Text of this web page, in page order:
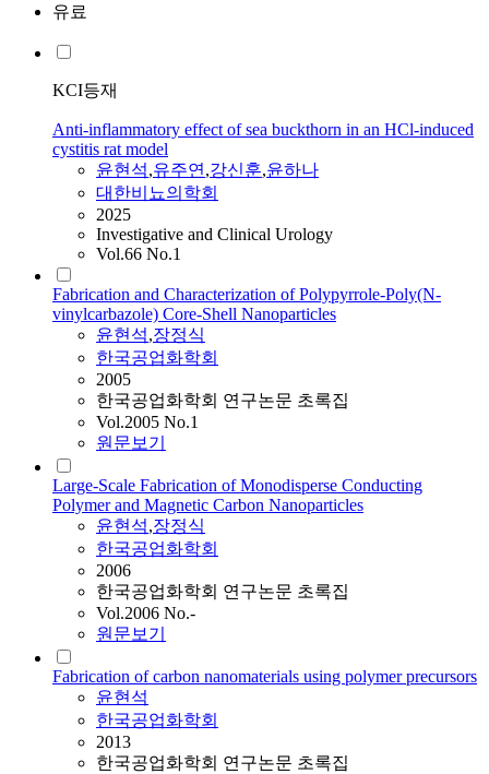
유료
KCI등재
Anti-inflammatory effect of sea buckthorn in an HCl-induced
cystitis rat model
윤현석,유주연,강신훈,윤하나
대한비뇨의학회
2025
Investigative and Clinical Urology
Vol.66 No.1
Fabrication and Characterization of Polypyrrole-Poly(N-
vinylcarbazole) Core-Shell Nanoparticles
윤현석,장정식
한국공업화학회
2005
한국공업화학회 연구논문 초록집
Vol.2005 No.1
원문보기
Large-Scale Fabrication of Monodisperse Conducting
Polymer and Magnetic Carbon Nanoparticles
윤현석,장정식
한국공업화학회
2006
한국공업화학회 연구논문 초록집
Vol.2006 No.-
원문보기
Fabrication of carbon nanomaterials using polymer precursors
윤현석
한국공업화학회
2013
한국공업화학회 연구논문 초록집